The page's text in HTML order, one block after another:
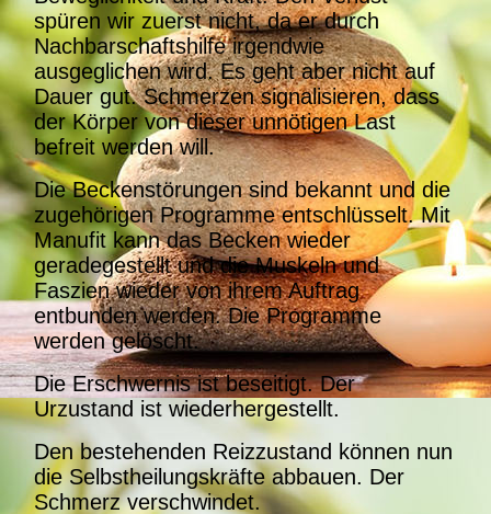
spüren wir zuerst nicht, da er durch
Nachbarschaftshilfe irgendwie
ausgeglichen wird. Es geht aber nicht auf
Dauer gut. Schmerzen signalisieren, dass
der Körper von dieser unnötigen Last
befreit werden will.
Die Beckenstörungen sind bekannt und die
zugehörigen Programme entschlüsselt. Mit
Manufit kann das Becken wieder
geradegestellt und die Muskeln und
Faszien wieder von ihrem Auftrag
entbunden werden. Die Programme
werden gelöscht.
Die Erschwernis ist beseitigt. Der
Urzustand ist wiederhergestellt.
Den bestehenden Reizzustand können nun
die Selbstheilungskräfte abbauen. Der
Schmerz verschwindet.